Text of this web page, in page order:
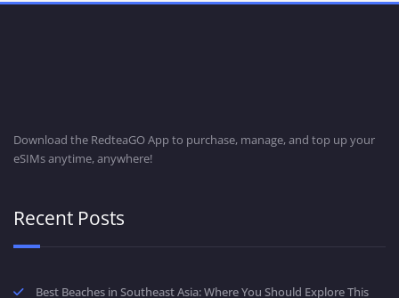
Download the RedteaGO App to purchase, manage, and top up your
eSIMs anytime, anywhere!
Recent Posts
Best Beaches in Southeast Asia: Where You Should Explore This